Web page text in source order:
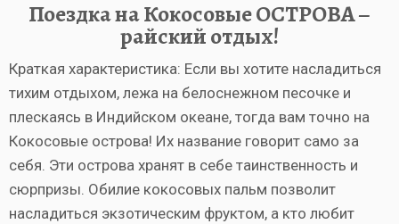
Поездка на Кокосовые ОСТРОВА –
райский отдых!
Краткая характеристика: Если вы хотите насладиться
тихим отдыхом, лежа на белоснежном песочке и
плескаясь в Индийском океане, тогда вам точно на
Кокосовые острова! Их название говорит само за
себя. Эти острова хранят в себе таинственность и
сюрпризы. Обилие кокосовых пальм позволит
насладиться экзотическим фруктом, а кто любит